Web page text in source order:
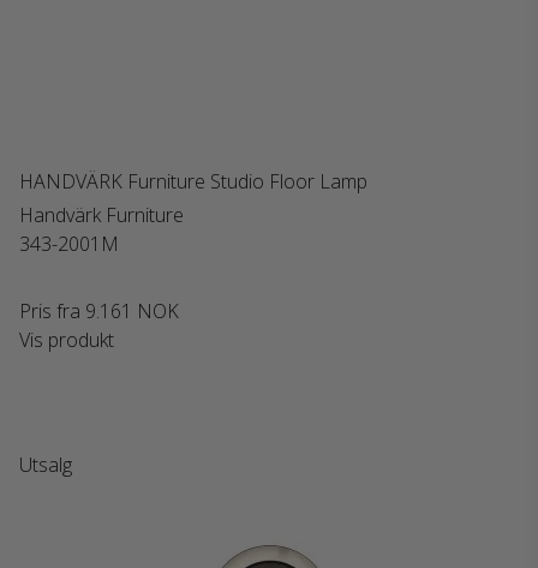
HANDVÄRK Furniture Studio Floor Lamp
Handvärk Furniture
343-2001M
Pris fra 9.161 NOK
Vis produkt
Utsalg